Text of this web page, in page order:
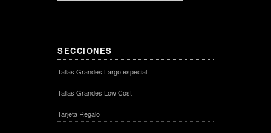
SECCIONES
Tallas Grandes Largo especial
Tallas Grandes Low Cost
Tarjeta Regalo